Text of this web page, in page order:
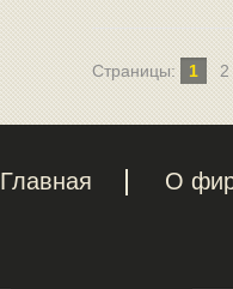
Страницы: 1 2
Главная О